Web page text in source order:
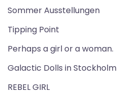
Sommer Ausstellungen
Tipping Point
Perhaps a girl or a woman.
Galactic Dolls in Stockholm
REBEL GIRL